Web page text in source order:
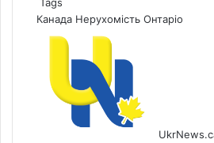
Канада Нерухомість Онтаріо